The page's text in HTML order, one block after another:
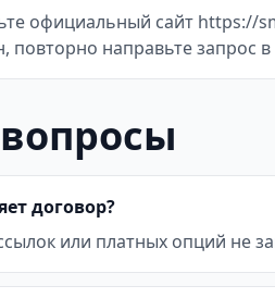
официальный сайт https://
повторно направьте запрос
договор?
или платных опций не